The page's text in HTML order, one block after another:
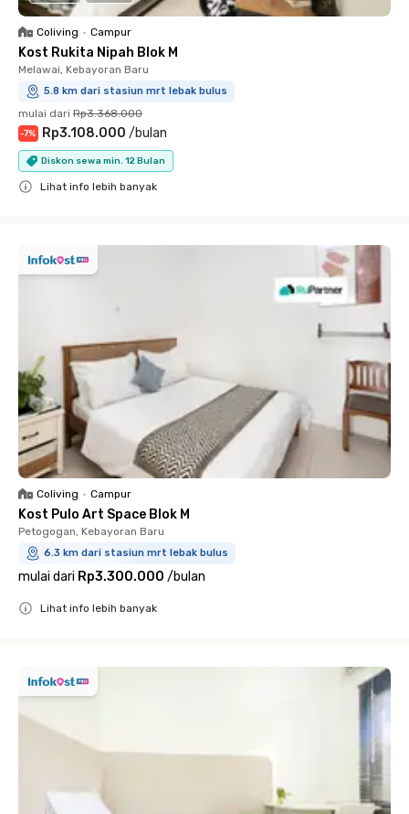
Coliving • Campur
Kost Rukita Nipah Blok M
Melawai, Kebayoran Baru
5.8 km dari stasiun mrt lebak bulus
mulai dari Rp3.368.000
-7% Rp3.108.000 /bulan
Diskon sewa min. 12 Bulan
Lihat info lebih banyak
Coliving • Campur
Kost Pulo Art Space Blok M
Petogogan, Kebayoran Baru
6.3 km dari stasiun mrt lebak bulus
mulai dari Rp3.300.000 /bulan
Lihat info lebih banyak